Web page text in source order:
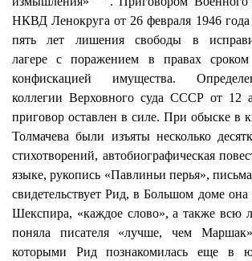
НКВД Ленокруга от 26 февраля 1946
пять лет лишения свободы в
лагере с поражением в правах
конфискацией имущества.
коллегии Верховного суда СССР от 12
приговор оставлен в силе. При обыске в
Толмачева были изъяты несколько
стихотворений, автобиографическая
языке, рукопись «Павлиньи перья»,
свидетельствует Рид, в Большом доме она
Шекспира, «каждое слово», а также всю
поняла писателя «лучше, чем Маршак»
которыми Рид познакомилась еще в